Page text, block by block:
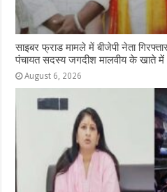
साइबर फ्राड मामले में बीजेपी नेता
पंचायत सदस्य जगदीश मालवीय के खाते
August 6, 2026